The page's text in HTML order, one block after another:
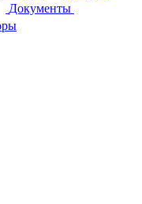
Документы